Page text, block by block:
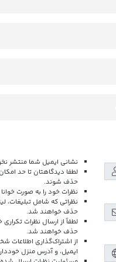
نشانی ایمیل شما منتشر
لطفا دیدگاهتان تا حد
حذف شوند.
نظرات خود را به صورت
نظراتی که شامل تبلیغات،
حذف خواهند شد.
لطفاً از ارسال نظرات
حذف خواهند شد.
از اشتراک‌گذاری اطلاعات
ایمیل، و آدرس منزل